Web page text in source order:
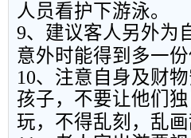
人员看护下游泳。
9、建议客人另外为
意外时能得到多一份
10、注意自身及财
孩子，不要让他们
玩，不得乱刻，乱